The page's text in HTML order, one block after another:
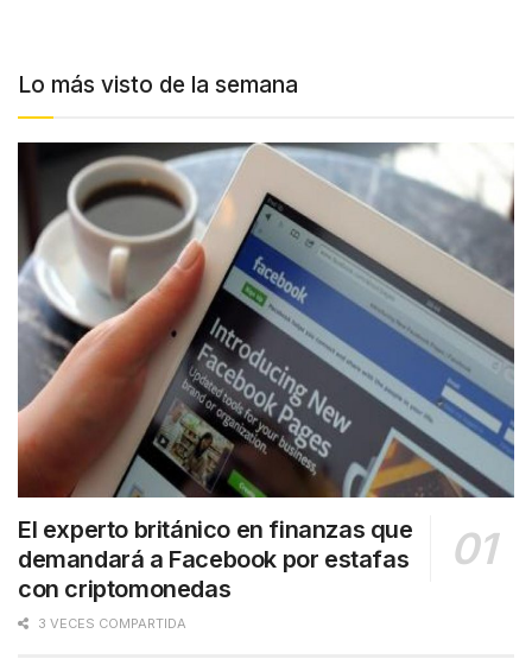
Lo más visto de la semana
El experto británico en finanzas que
demandará a Facebook por estafas
con criptomonedas
3 VECES COMPARTIDA